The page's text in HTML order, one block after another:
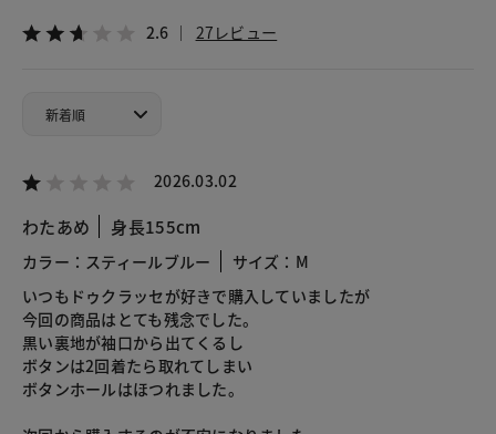
2.6 27レビュー
2026.03.02
わたあめ 身長155cm
カラー：スティールブルー
サイズ：M
いつもドゥクラッセが好きで購入していましたが
今回の商品はとても残念でした。
黒い裏地が袖口から出てくるし
ボタンは2回着たら取れてしまい
ボタンホールはほつれました。